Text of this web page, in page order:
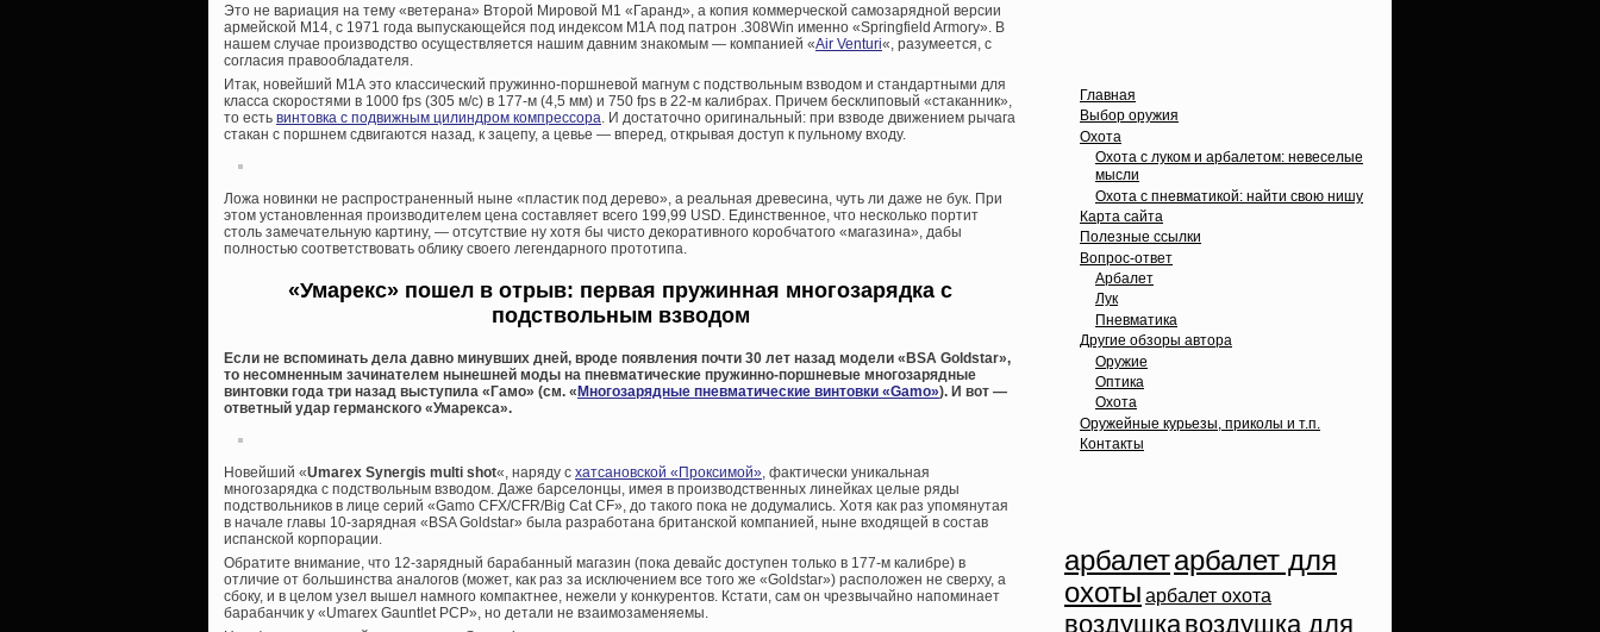
Это не вариация на тему «ветерана» Второй Мировой М1 «Гаранд», а копия коммерческой самозарядной версии
армейской М14, с 1971 года выпускающейся под индексом М1А под патрон .308Win именно «Springfield Armory». В
нашем случае производство осуществляется нашим давним знакомым — компанией «Air Venturi«, разумеется, с
согласия правообладателя.
Итак, новейший М1А это классический пружинно-поршневой магнум с подствольным взводом и стандартными для
класса скоростями в 1000 fps (305 м/с) в 177-м (4,5 мм) и 750 fps в 22-м калибрах. Причем бесклиповый «стаканник»,
то есть винтовка с подвижным цилиндром компрессора . И достаточно оригинальный: при взводе движением рычага
стакан с поршнем сдвигаются назад, к зацепу, а цевье — вперед, открывая доступ к пульному входу.
Ложа новинки не распространенный ныне «пластик под дерево», а реальная древесина, чуть ли даже не бук. При
этом установленная производителем цена составляет всего 199,99 USD. Единственное, что несколько портит
столь замечательную картину, — отсутствие ну хотя бы чисто декоративного коробчатого «магазина», дабы
полностью соответствовать облику своего легендарного прототипа.
«Умарекс» пошел в отрыв: первая пружинная многозарядка с
подствольным взводом
Если не вспоминать дела давно минувших дней, вроде появления почти 30 лет назад модели «BSA Goldstar»,
то несомненным зачинателем нынешней моды на пневматические пружинно-поршневые многозарядные
винтовки года три назад выступила «Гамо» (см. «Многозарядные пневматические винтовки «Gamo»). И вот —
ответный удар германского «Умарекса».
Новейший «Umarex Synergis multi shot«, наряду с хатсановской «Проксимой» , фактически уникальная
многозарядка с подствольным взводом. Даже барселонцы, имея в производственных линейках целые ряды
подствольников в лице серий «Gamo CFX/CFR/Big Cat CF», до такого пока не додумались. Хотя как раз упомянутая
в начале главы 10-зарядная «BSA Goldstar» была разработана британской компанией, ныне входящей в состав
испанской корпорации.
Обратите внимание, что 12-зарядный барабанный магазин (пока девайс доступен только в 177-м калибре) в
отличие от большинства аналогов (может, как раз за исключением все того же «Goldstar») расположен не сверху, а
сбоку, и в целом узел вышел намного компактнее, нежели у конкурентов. Кстати, сам он чрезвычайно напоминает
барабанчик у «Umarex Gauntlet PCP», но детали не взаимозаменяемы.
Главная
Выбор оружия
Охота
Охота с луком и арбалетом: невеселые
мысли
Охота с пневматикой: найти свою нишу
Карта сайта
Полезные ссылки
Вопрос-ответ
Арбалет
Лук
Пневматика
Другие обзоры автора
Оружие
Оптика
Охота
Оружейные курьезы, приколы и т.п.
Контакты
арбалетарбалет для
охоты арбалет охота
воздушкавоздушка для